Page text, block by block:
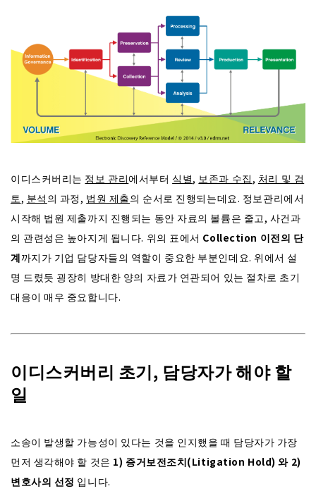
이디스커버리는 정보 관리에서부터 식별, 보존과 수집 , 처리 및 검
토 , 분석 의 과정, 법원 제출의 순서로 진행되는데요. 정보관리에서
시작해 법원 제출까지 진행되는 동안 자료의 볼륨은 줄고, 사건과
의 관련성은 높아지게 됩니다. 위의 표에서 Collection 이전의 단
계까지가 기업 담당자들의 역할이 중요한 부분인데요. 위에서 설
명 드렸듯 굉장히 방대한 양의 자료가 연관되어 있는 절차로 초기
대응이 매우 중요합니다.
이디스커버리 초기, 담당자가 해야 할
일
소송이 발생할 가능성이 있다는 것을 인지했을 때 담당자가 가장
먼저 생각해야 할 것은 1) 증거보전조치(Litigation Hold) 와 2)
변호사의 선정 입니다.